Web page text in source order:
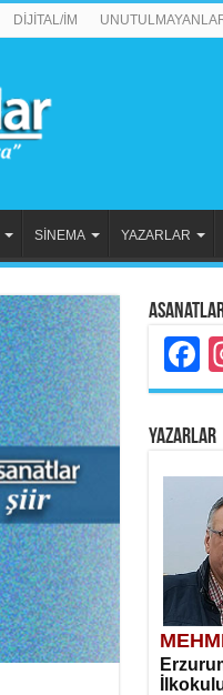
DİJİTAL/İM
SİNEMA YAZARLAR
Asanatlar
YAZARLAR